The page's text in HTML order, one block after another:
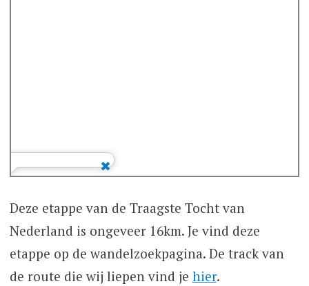
Deze etappe van de Traagste Tocht van
Nederland is ongeveer 16km. Je vind deze
etappe op de wandelzoekpagina. De track van
de route die wij liepen vind je hier.